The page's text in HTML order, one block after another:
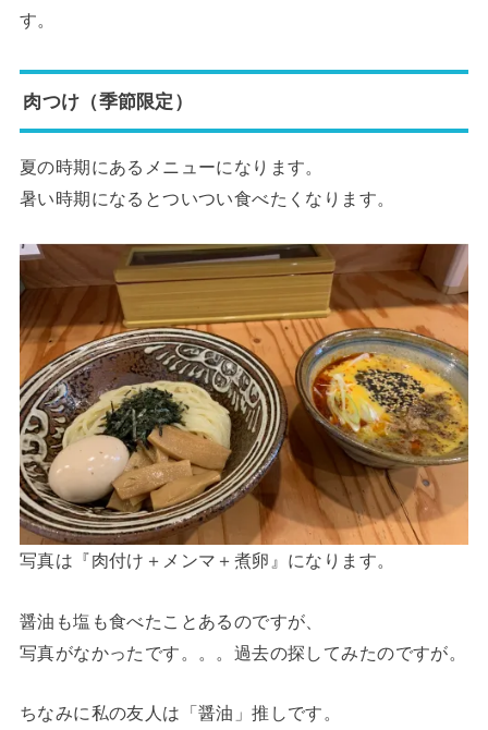
す。
肉つけ（季節限定）
夏の時期にあるメニューになります。
暑い時期になるとついつい食べたくなります。
写真は『肉付け＋メンマ＋煮卵』になります。
醤油も塩も食べたことあるのですが、
写真がなかったです。。。過去の探してみたのですが。
ちなみに私の友人は「醤油」推しです。